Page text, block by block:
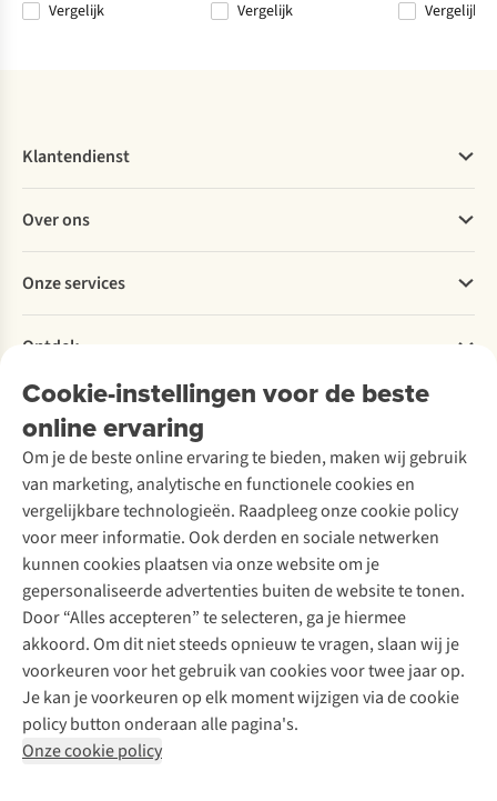
Vergelijk
%
Vergelijk
Vergelijk
Cookie-instellingen voor de beste
online ervaring
Om je de beste online ervaring te bieden, maken wij gebruik
van marketing, analytische en functionele cookies en
vergelijkbare technologieën. Raadpleeg onze cookie policy
voor meer informatie. Ook derden en sociale netwerken
kunnen cookies plaatsen via onze website om je
gepersonaliseerde advertenties buiten de website te tonen.
Door “Alles accepteren” te selecteren, ga je hiermee
akkoord. Om dit niet steeds opnieuw te vragen, slaan wij je
voorkeuren voor het gebruik van cookies voor twee jaar op.
Je kan je voorkeuren op elk moment wijzigen via de cookie
policy button onderaan alle pagina's.
Onze cookie policy
Klantendienst
Bestellen
Betalen
Levering
Retourneren
Bestelling herroepen
Garantie
Contact
Over ons
Explore More
Verantwoord ondernemen
Over Ayacucho
Onze winkels
Over A.S.Adventure
Toegankelijkheidsverklaring
Onze services
Ski-onderhoud
Wasservice
Schoenonderhoud
Schoenherstelling
Kledingherstelling
Retouches
Voor bedrijven
Ontdek
A.S.Magazine
Podcast
Explore Academy
Explore Camp
Gear Check
Inspiratie & advies
Meld je aan voor de nieuwsbrief
Follow us
Disclaimer Privacy Policy
Algemene voorwaarden
Cookie Policy